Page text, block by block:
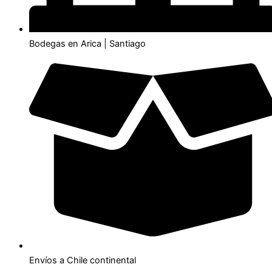
Bodegas en Arica | Santiago
Envíos a Chile continental